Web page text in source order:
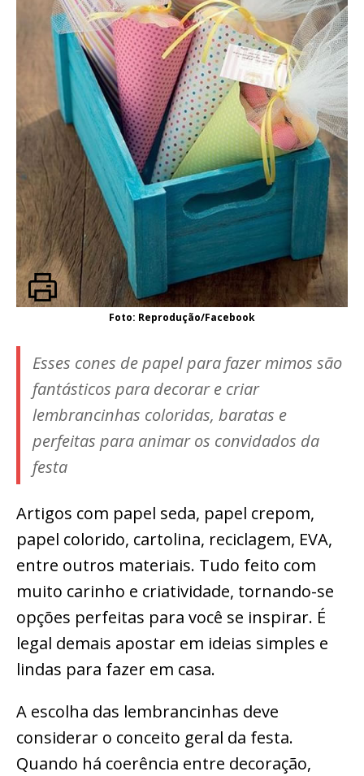
Foto: Reprodução/Facebook
Esses cones de papel para fazer mimos são
fantásticos para decorar e criar
lembrancinhas coloridas, baratas e
perfeitas para animar os convidados da
festa
Artigos com papel seda, papel crepom,
papel colorido, cartolina, reciclagem, EVA,
entre outros materiais. Tudo feito com
muito carinho e criatividade, tornando-se
opções perfeitas para você se inspirar. É
legal demais apostar em ideias simples e
lindas para fazer em casa.
A escolha das lembrancinhas deve
considerar o conceito geral da festa.
Quando há coerência entre decoração,